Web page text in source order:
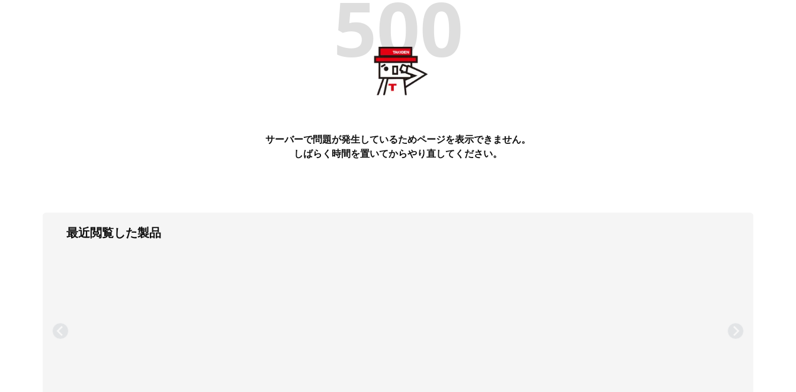
500
サーバーで問題が発生しているためページを表示できません。
しばらく時間を置いてからやり直してください。
最近閲覧した製品